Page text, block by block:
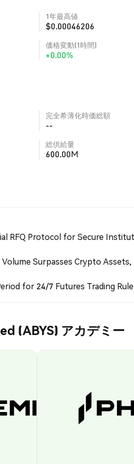
1年最高値
$0.00046206
価格変動(1時間)
+0.00%
完全希薄化時価総額
--
総供給量
600.00M
RFQ Protocol for Secure
Surpasses Crypto Assets,
for 24/7 Futures Trading
(ABYS) アカデミー